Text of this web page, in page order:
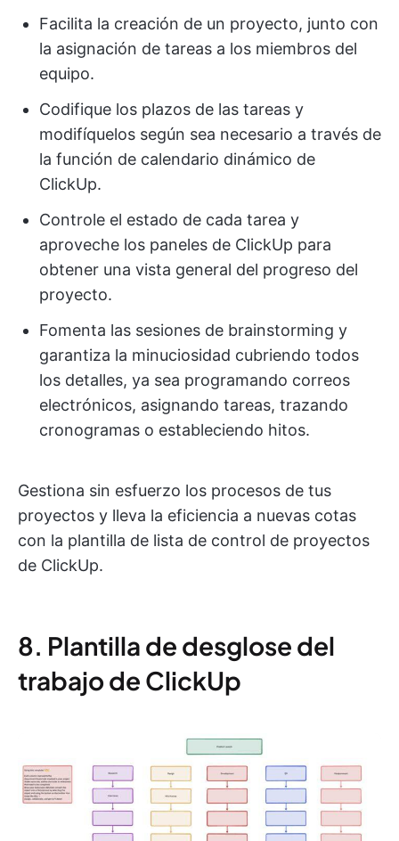
Facilita la creación de un proyecto, junto con
la asignación de tareas a los miembros del
equipo.
Codifique los plazos de las tareas y
modifíquelos según sea necesario a través de
la función de calendario dinámico de
ClickUp.
Controle el estado de cada tarea y
aproveche los paneles de ClickUp para
obtener una vista general del progreso del
proyecto.
Fomenta las sesiones de brainstorming y
garantiza la minuciosidad cubriendo todos
los detalles, ya sea programando correos
electrónicos, asignando tareas, trazando
cronogramas o estableciendo hitos.
Gestiona sin esfuerzo los procesos de tus
proyectos y lleva la eficiencia a nuevas cotas
con la plantilla de lista de control de proyectos
de ClickUp.
8. Plantilla de desglose del
trabajo de ClickUp